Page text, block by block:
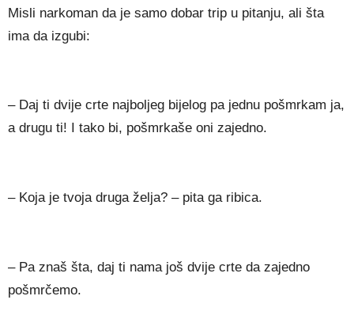
Misli narkoman da je samo dobar trip u pitanju, ali šta
ima da izgubi:
– Daj ti dvije crte najboljeg bijelog pa jednu pošmrkam ja,
a drugu ti! I tako bi, pošmrkaše oni zajedno.
– Koja je tvoja druga želja? – pita ga ribica.
– Pa znaš šta, daj ti nama još dvije crte da zajedno
pošmrčemo.